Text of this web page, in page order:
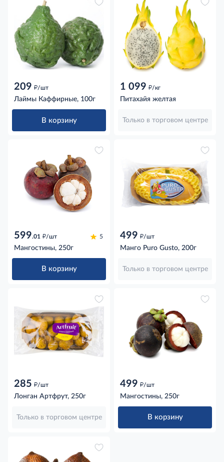
209 д/шт
Лаймы Каффирные, 100г
В корзину
1 099 д/кг
Питахайя желтая
Только в торговом центре
599.01 д/шт 5
Мангостины, 250г
В корзину
499 д/шт
Манго Puro Gusto, 200г
Только в торговом центре
285 д/шт
Лонган Артфрут, 250г
Только в торговом центре
499 д/шт
Мангостины, 250г
В корзину